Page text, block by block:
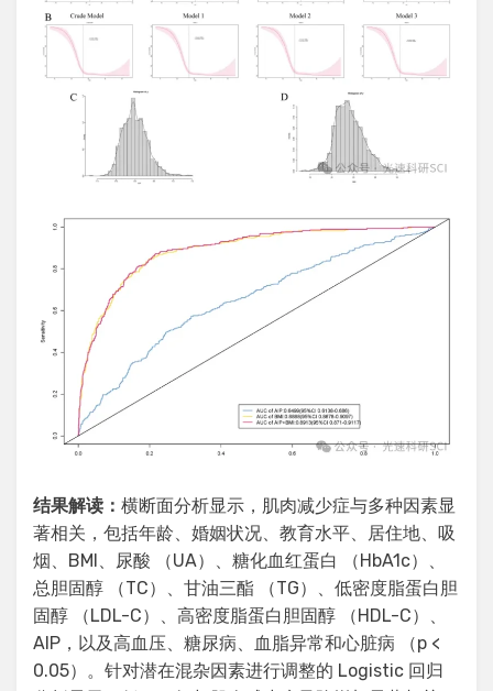
结果解读： 横断面分析显示，肌肉减少症与多种因素显
著相关，包括年龄、婚姻状况、教育水平、居住地、吸
烟、BMI、尿酸 （UA）、糖化血红蛋白 （HbA1c）、
总胆固醇 （TC）、甘油三酯 （TG）、低密度脂蛋白胆
固醇 （LDL-C）、高密度脂蛋白胆固醇 （HDL-C）、
AIP，以及高血压、糖尿病、血脂异常和心脏病 （p <
0.05）。针对潜在混杂因素进行调整的 Logistic 回归